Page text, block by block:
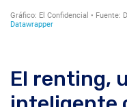
El renting,